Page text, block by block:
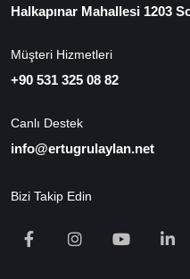
Halkapınar Mahallesi 1203
Müşteri Hizmetleri
+90 531 325 08 82
Canlı Destek
info@ertugrulaylan.net
Bizi Takip Edin